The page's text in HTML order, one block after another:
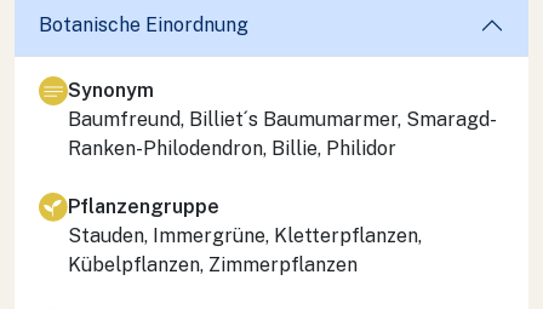
Botanische Einordnung
Synonym
Baumfreund, Billiet´s Baumumarmer, Smaragd-
Ranken-Philodendron, Billie, Philidor
Pflanzengruppe
Stauden, Immergrüne, Kletterpflanzen,
Kübelpflanzen, Zimmerpflanzen